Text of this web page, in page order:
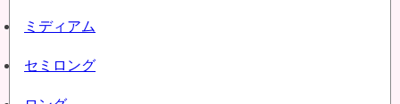
ミディアム
セミロング